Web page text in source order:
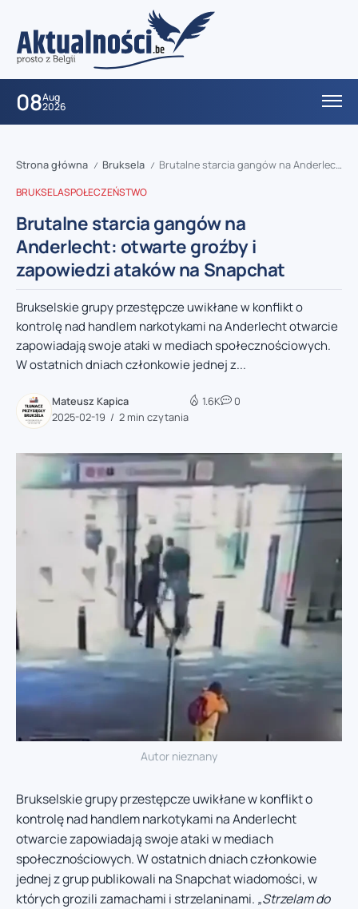
08Aug
2026
Strona główna / Bruksela / Brutalne starcia gangów na Anderlecht: otwarte groźby i zapowiedzi ataków na Snapchat
BRUKSELASPOŁECZEŃSTWO
Brutalne starcia gangów na
Anderlecht: otwarte groźby i
zapowiedzi ataków na Snapchat
Brukselskie grupy przestępcze uwikłane w konflikt o
kontrolę nad handlem narkotykami na Anderlecht otwarcie
zapowiadają swoje ataki w mediach społecznościowych.
W ostatnich dniach członkowie jednej z...
Mateusz Kapica
2025-02-19
2 min czytania
1.6K 0
Autor nieznany
Brukselskie grupy przestępcze uwikłane w konflikt o
kontrolę nad handlem narkotykami na Anderlecht
otwarcie zapowiadają swoje ataki w mediach
społecznościowych. W ostatnich dniach członkowie
jednej z grup publikowali na Snapchat wiadomości, w
których grozili zamachami i strzelaninami. „Strzelam do